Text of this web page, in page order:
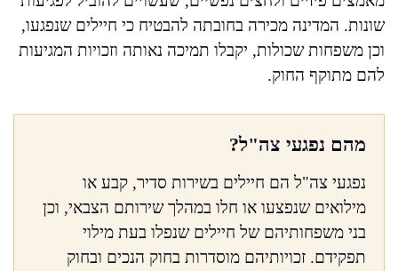
שונות. המדינה מכירה בחובתה להבטיח כי חיילים שנפגעו,
וכן משפחות שכולות, יקבלו תמיכה נאותה וזכויות המגיעות
להם מתוקף החוק.
מהם נפגעי צה"ל?
נפגעי צה"ל הם חיילים בשירות סדיר, קבע או
מילואים שנפצעו או חלו במהלך שירותם הצבאי, וכן
בני משפחותיהם של חיילים שנפלו בעת מילוי
תפקידם. זכויותיהם מוסדרות בחוק הנכים ובחוק